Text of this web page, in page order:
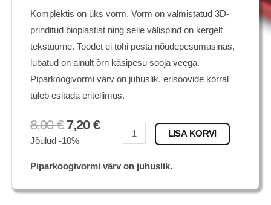
Komplektis on üks vorm. Vorm on valmistatud 3D-
prinditud bioplastist ning selle välispind on kergelt
tekstuurne. Toodet ei tohi pesta nõudepesumasinas,
lubatud on ainult õrn käsipesu sooja veega.
Piparkoogivormi värv on juhuslik, erisoovide korral
tuleb esitada eritellimus.
8,00€ 7,20 €
Jõulud -10%
Dalmaatsia
kogus
LISA KORVI
Piparkoogivormi värv on juhuslik.